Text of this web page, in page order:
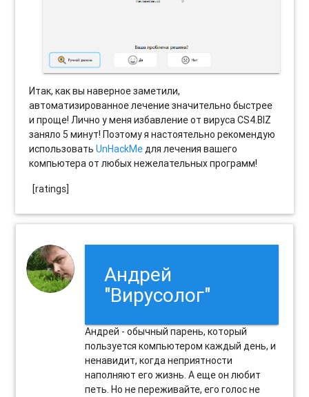
Итак, как вы наверное заметили,
автоматизированное лечение значительно быстрее
и проще! Лично у меня избавление от вируса CS4.BIZ
заняло 5 минут! Поэтому я настоятельно рекомендую
использоватьUnHackMeдля лечения вашего
компьютера от любых нежелательных программ!
[ratings]
Андрей
"Вирусолог"
Андрей - обычный парень, который
пользуется компьютером каждый день, и
ненавидит, когда неприятности
наполняют его жизнь. А еще он любит
петь. Но не переживайте, его голос не